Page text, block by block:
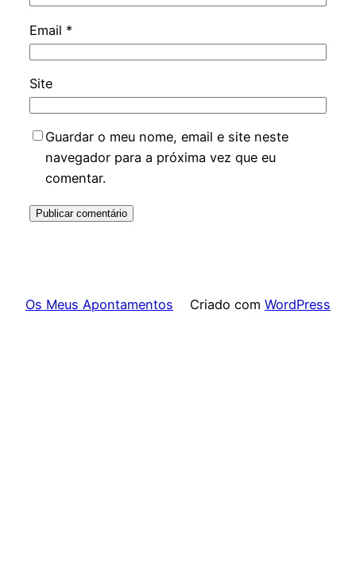
Email *
Site
Guardar o meu nome, email e site neste
navegador para a próxima vez que eu
comentar.
Os Meus Apontamentos Criado com WordPress